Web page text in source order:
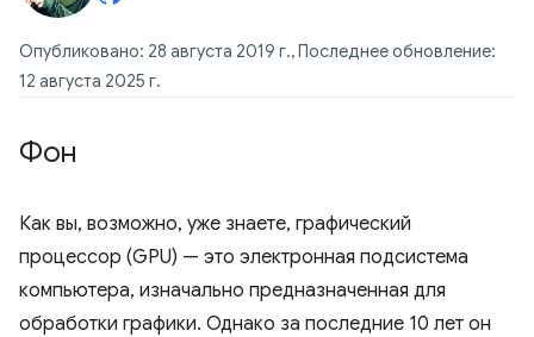
Опубликовано: 28 августа 2019 г., Последнее обновление:
12 августа 2025 г.
Фон
Как вы, возможно, уже знаете, графический
процессор (GPU) — это электронная подсистема
компьютера, изначально предназначенная для
обработки графики. Однако за последние 10 лет он